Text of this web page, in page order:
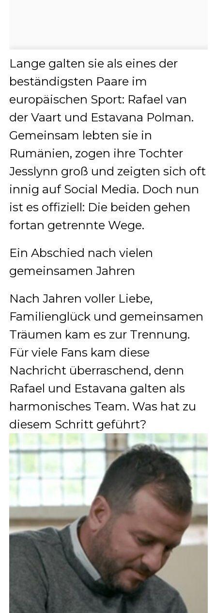
Lange galten sie als eines der
beständigsten Paare im
europäischen Sport: Rafael van
der Vaart und Estavana Polman.
Gemeinsam lebten sie in
Rumänien, zogen ihre Tochter
Jesslynn groß und zeigten sich oft
innig auf Social Media. Doch nun
ist es offiziell: Die beiden gehen
fortan getrennte Wege.
Ein Abschied nach vielen
gemeinsamen Jahren
Nach Jahren voller Liebe,
Familienglück und gemeinsamen
Träumen kam es zur Trennung.
Für viele Fans kam diese
Nachricht überraschend, denn
Rafael und Estavana galten als
harmonisches Team. Was hat zu
diesem Schritt geführt?